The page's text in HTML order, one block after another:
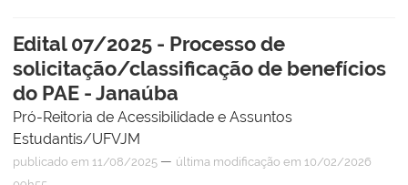
Edital 07/2025 - Processo de
solicitação/classificação de benefícios
do PAE - Janaúba
Pró-Reitoria de Acessibilidade e Assuntos
Estudantis/UFVJM
publicado em 11/08/2025 — última modificação em 10/02/2026